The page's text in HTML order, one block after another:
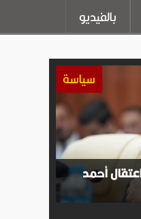
بالفيديو
سياسة
أحمد